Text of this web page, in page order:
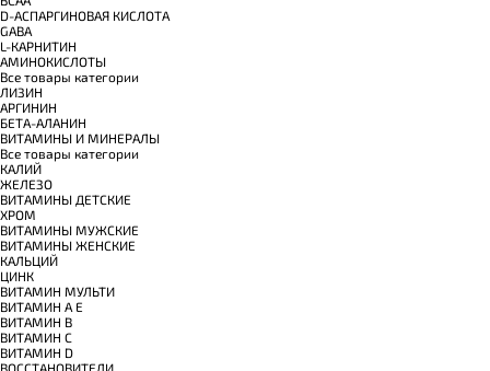
D-АСПАРГИНОВАЯ КИСЛОТА
GABA
L-КАРНИТИН
АМИНОКИСЛОТЫ
Все товары категории
ЛИЗИН
АРГИНИН
БЕТА-АЛАНИН
ВИТАМИНЫ И МИНЕРАЛЫ
Все товары категории
КАЛИЙ
ЖЕЛЕЗО
ВИТАМИНЫ ДЕТСКИЕ
ХРОМ
ВИТАМИНЫ МУЖСКИЕ
ВИТАМИНЫ ЖЕНСКИЕ
КАЛЬЦИЙ
ЦИНК
ВИТАМИН МУЛЬТИ
ВИТАМИН A E
ВИТАМИН B
ВИТАМИН C
ВИТАМИН D
ВОССТАНОВИТЕЛИ